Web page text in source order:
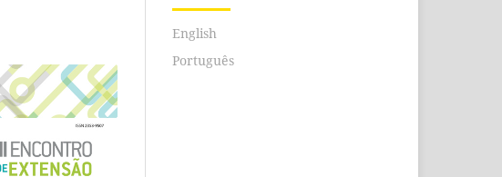
English
Português